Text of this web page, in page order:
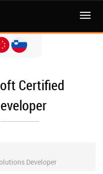
Certified
Developer